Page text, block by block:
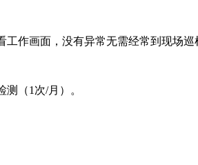
工作画面，没有异常无需经常到现场
（1次/月）。